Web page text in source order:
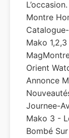
Montre
Mako
Orient
Annonce
Journee-
Mako 3 -
Bombé